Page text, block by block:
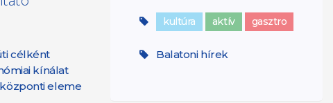
célként
kínálat
eleme
kultúra aktív gasztro
Balatoni hírek